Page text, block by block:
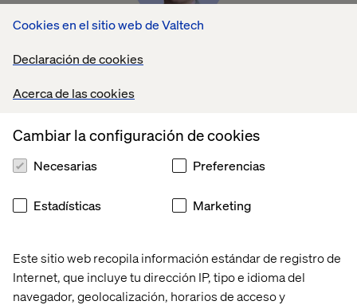
Cookies en el sitio web de Valtech
Declaración de cookies
Acerca de las cookies
Este sitio web recopila información estándar de registro de
Internet, que incluye tu dirección IP, tipo e idioma del
navegador, geolocalización, horarios de acceso y
Cambiar la configuración de cookies
Necesarias Preferencias
Estadísticas Marketing
Global Director of eCommerce and Digital
Senior Manager, Product Marketing -
commercetools